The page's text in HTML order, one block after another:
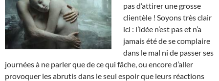
pas d’attirer une grosse
clientèle ! Soyons très clair
ici : l’idée n’est pas et n’a
jamais été de se complaire
dans le mal ni de passer ses
journées à ne parler que de ce qui fâche, ou encore d’aller
provoquer les abrutis dans le seul espoir que leurs réactions